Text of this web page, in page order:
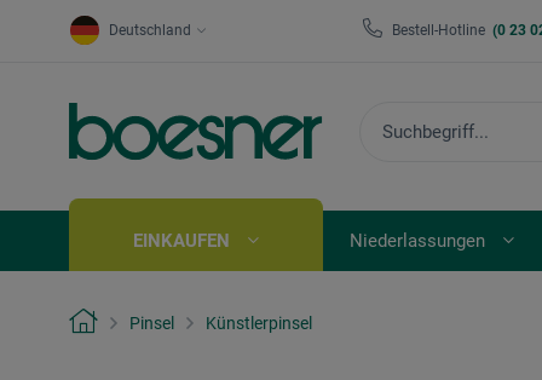
Deutschland Bestell-Hotline (0 23
EINKAUFEN Niederlassungen
Pinsel Künstlerpinsel